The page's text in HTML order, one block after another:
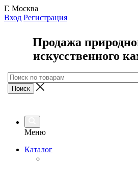
Г. Москва
Вход Регистрация
Продажа
искусственного
Меню
Каталог